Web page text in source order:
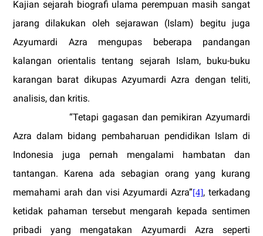
Kajian sejarah biografi ulama perempuan masih sangat
jarang dilakukan oleh sejarawan (Islam) begitu juga
Azyumardi Azra mengupas beberapa pandangan
kalangan orientalis tentang sejarah Islam, buku-buku
karangan barat dikupas Azyumardi Azra dengan teliti,
analisis, dan kritis.
“Tetapi gagasan dan pemikiran Azyumardi
Azra dalam bidang pembaharuan pendidikan Islam di
Indonesia juga pernah mengalami hambatan dan
tantangan. Karena ada sebagian orang yang kurang
memahami arah dan visi Azyumardi Azra”[4], terkadang
ketidak pahaman tersebut mengarah kepada sentimen
pribadi yang mengatakan Azyumardi Azra seperti